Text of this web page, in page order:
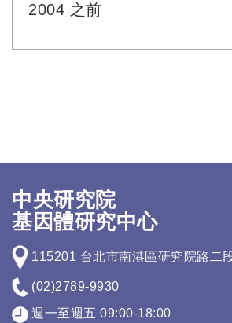
2004 之前
中央研究院
基因體研究中心
115201 台北市南港區研究院路二
(02)2789-9930
週一至週五 09:00-18:00